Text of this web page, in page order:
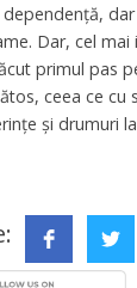
Dar, cel
primul pas
ceea ce cu
și drumuri